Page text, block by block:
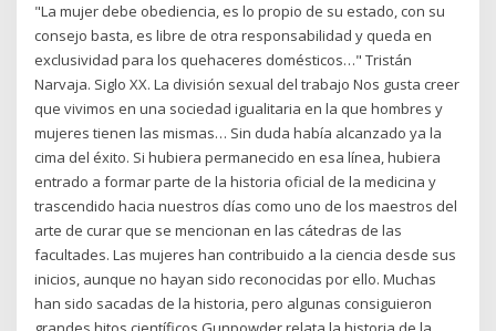
"La mujer debe obediencia, es lo propio de su estado, con su
consejo basta, es libre de otra responsabilidad y queda en
exclusividad para los quehaceres domésticos…" Tristán
Narvaja. Siglo XX. La división sexual del trabajo Nos gusta creer
que vivimos en una sociedad igualitaria en la que hombres y
mujeres tienen las mismas… Sin duda había alcanzado ya la
cima del éxito. Si hubiera permanecido en esa línea, hubiera
entrado a formar parte de la historia oficial de la medicina y
trascendido hacia nuestros días como uno de los maestros del
arte de curar que se mencionan en las cátedras de las
facultades. Las mujeres han contribuido a la ciencia desde sus
inicios, aunque no hayan sido reconocidas por ello. Muchas
han sido sacadas de la historia, pero algunas consiguieron